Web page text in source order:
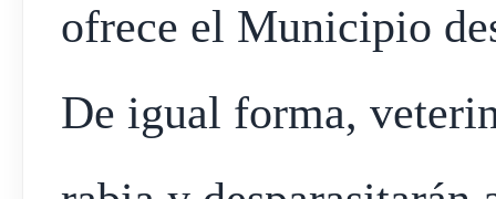
ofrece el Municipio
De igual forma,